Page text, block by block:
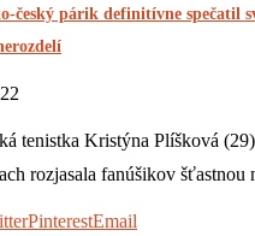
český párik definitívne spečatil
tenistka Kristýna Plíšková
rozjasala fanúšikov
PinterestEmail